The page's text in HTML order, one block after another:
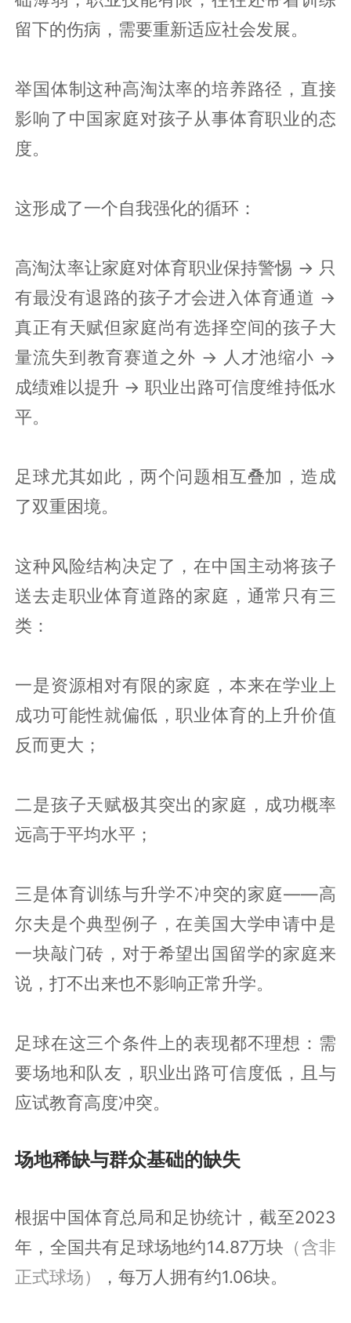
留下的伤病，需要重新适应社会发展。
举国体制这种高淘汰率的培养路径，直接
影响了中国家庭对孩子从事体育职业的态
度。
这形成了一个自我强化的循环：
高淘汰率让家庭对体育职业保持警惕 → 只
有最没有退路的孩子才会进入体育通道 →
真正有天赋但家庭尚有选择空间的孩子大
量流失到教育赛道之外 → 人才池缩小 →
成绩难以提升 → 职业出路可信度维持低水
平。
足球尤其如此，两个问题相互叠加，造成
了双重困境。
这种风险结构决定了，在中国主动将孩子
送去走职业体育道路的家庭，通常只有三
类：
一是资源相对有限的家庭，本来在学业上
成功可能性就偏低，职业体育的上升价值
反而更大；
二是孩子天赋极其突出的家庭，成功概率
远高于平均水平；
三是体育训练与升学不冲突的家庭——高
尔夫是个典型例子，在美国大学申请中是
一块敲门砖，对于希望出国留学的家庭来
说，打不出来也不影响正常升学。
足球在这三个条件上的表现都不理想：需
要场地和队友，职业出路可信度低，且与
应试教育高度冲突。
场地稀缺与群众基础的缺失
根据中国体育总局和足协统计，截至2023
年，全国共有足球场地约14.87万块 （含非
正式球场）
，每万人拥有约1.06块。